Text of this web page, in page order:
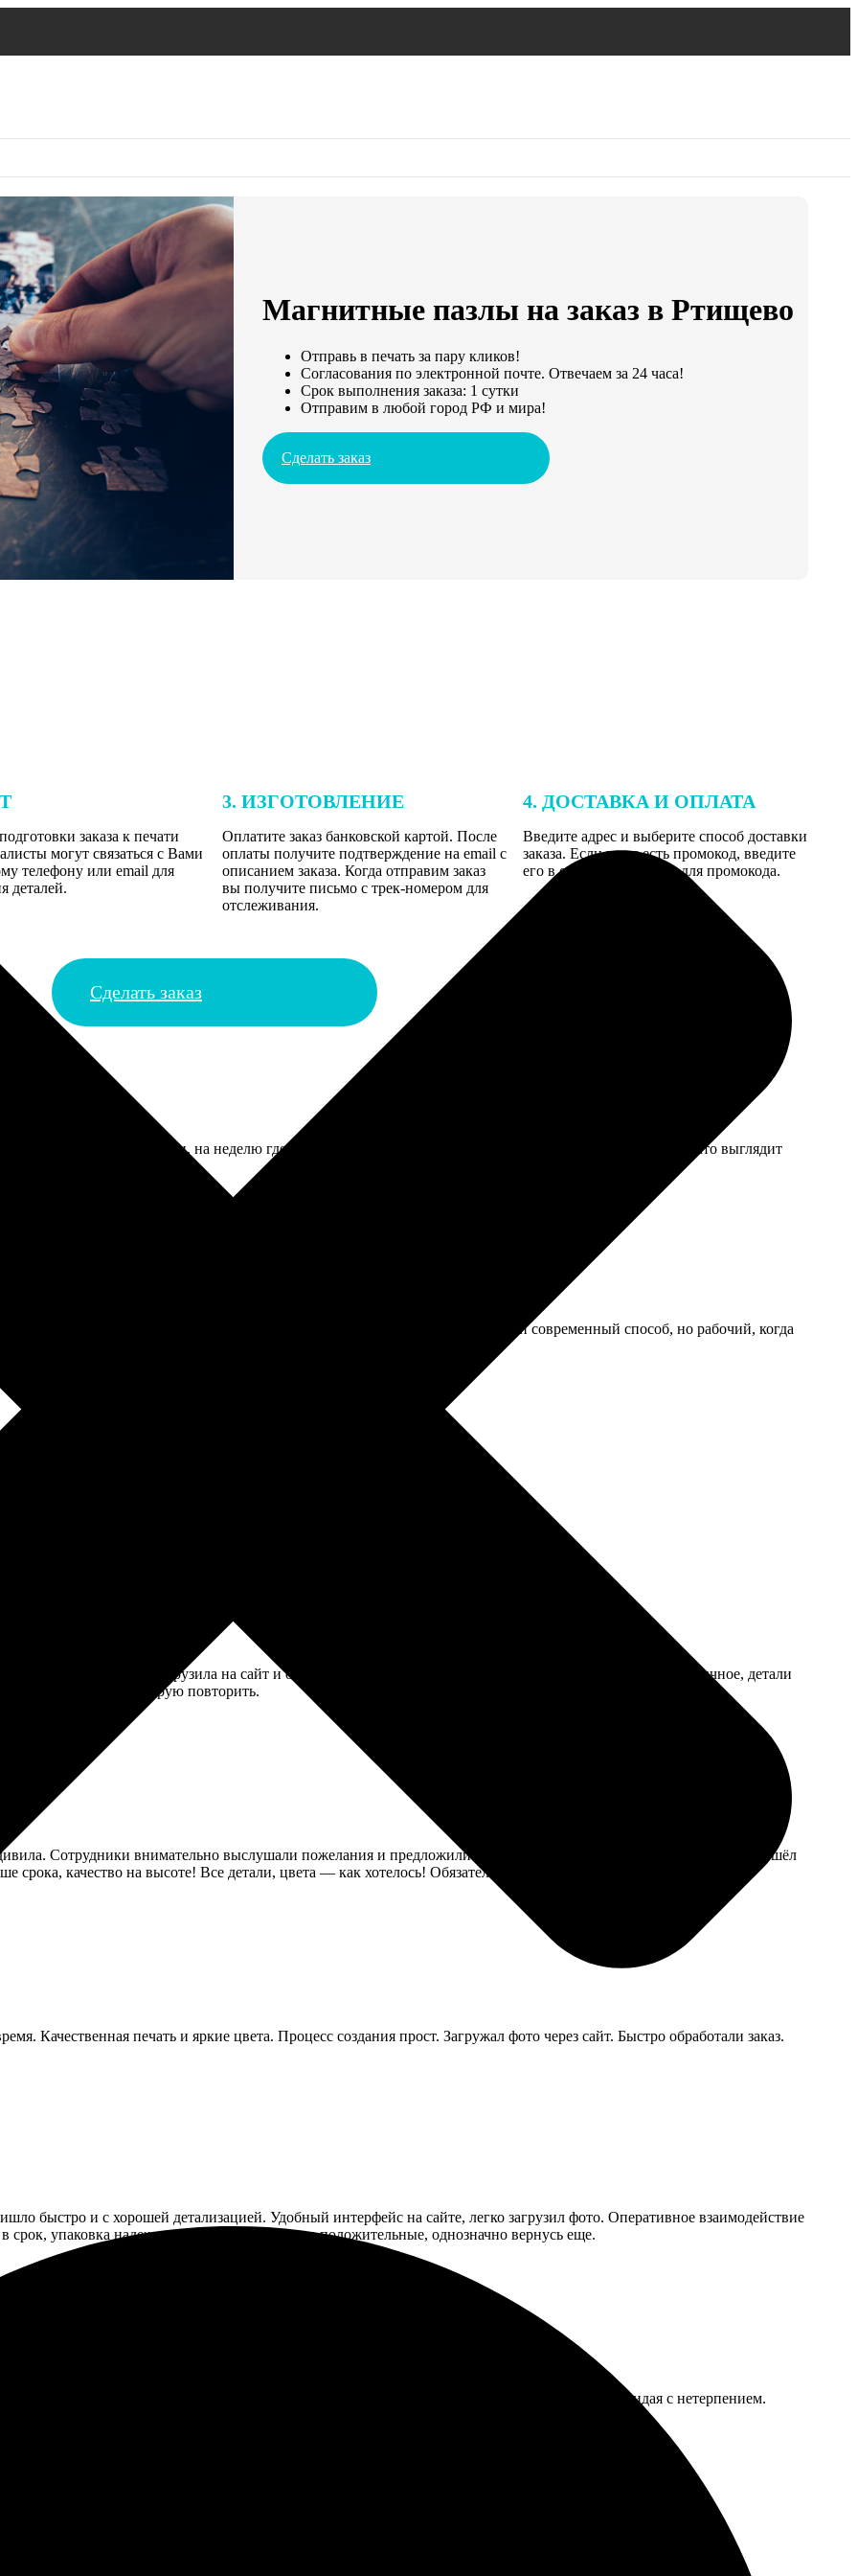
Магнитные пазлы на заказ в Ртищево
Отправь в печать за пару кликов!
Согласования по электронной почте. Отвечаем за 24 часа!
Срок выполнения заказа: 1 сутки
Отправим в любой город РФ и мира!
Сделать заказ
заказа к печати
могут связаться с Вами
телефону или email для
деталей.
3. ИЗГОТОВЛЕНИЕ
Оплатите заказ банковской картой. После
оплаты получите подтверждение на email с
описанием заказа. Когда отправим заказ
вы получите письмо с трек-номером для
отслеживания.
4. ДОСТАВКА И ОПЛАТА
Введите адрес и выберите способ доставки
заказа. Если у вас есть промокод, введите
его в специальное поле для промокода.
Сделать заказ
Ждал дольше, чем обещали, на неделю где-то. Но когда привезли — забыл про время ожидания, потому что выглядит
глючил. Ответили быстро, все сделали, ссылку на оплату прислали. Не самый современный способ, но рабочий, когда
быстро и без проблем. Удовлетворила цена и результат. Рекомендую!
выбрала картинку, загрузила на сайт и оформила заказ. Через пару дней забрала готовое. Качество отличное, детали
довольна, планирую повторить.
Сотрудники внимательно выслушали пожелания и предложили удачные решения. Процесс согласования прошёл
срока, качество на высоте! Все детали, цвета — как хотелось! Обязательно закажу ещё.
Качественная печать и яркие цвета. Процесс создания прост. Загружал фото через сайт. Быстро обработали заказ.
быстро и с хорошей детализацией. Удобный интерфейс на сайте, легко загрузил фото. Оперативное взаимодействие
упаковка надежная. Впечатления только положительные, однозначно вернусь еще.
пазлы. Выбор изображения был легким, интерфейс понятным. Оперативно оформила заказ, ожидая с нетерпением.
Все детали четкие и яркие. Такой сувенир приятно дарить. Рекомендую для особых моментов!